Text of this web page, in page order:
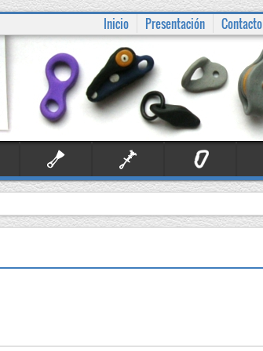
Inicio Presentación Contacto